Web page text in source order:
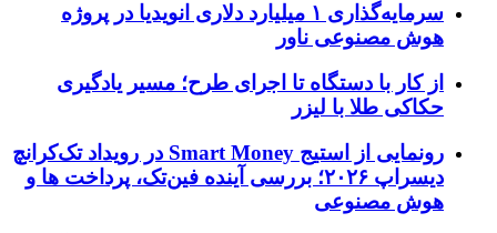
سرمایه‌گذاری ۱ میلیارد دلاری انویدیا در پروژه
هوش مصنوعی ناور
از کار با دستگاه تا اجرای طرح؛ مسیر یادگیری
حکاکی طلا با لیزر
رونمایی از استیج Smart Money در رویداد تک‌کرانچ
دیسراپ ۲۰۲۶؛ بررسی آینده فین‌تک، پرداخت‌ ها و
هوش مصنوعی